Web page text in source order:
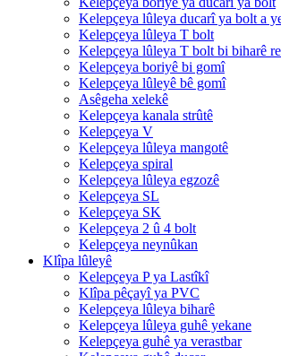
Kelepçeya lûleya ducarî ya bolt a
Kelepçeya lûleya T bolt
Kelepçeya lûleya T bolt bi biharê re
Kelepçeya boriyê bi gomî
Kelepçeya lûleyê bê gomî
Asêgeha xelekê
Kelepçeya kanala strûtê
Kelepçeya V
Kelepçeya lûleya mangotê
Kelepçeya spiral
Kelepçeya lûleya egzozê
Kelepçeya SL
Kelepçeya SK
Kelepçeya 2 û 4 bolt
Kelepçeya neynûkan
Klîpa lûleyê
Kelepçeya P ya Lastîkî
Klîpa pêçayî ya PVC
Kelepçeya lûleya biharê
Kelepçeya lûleya guhê yekane
Kelepçeya guhê ya verastbar